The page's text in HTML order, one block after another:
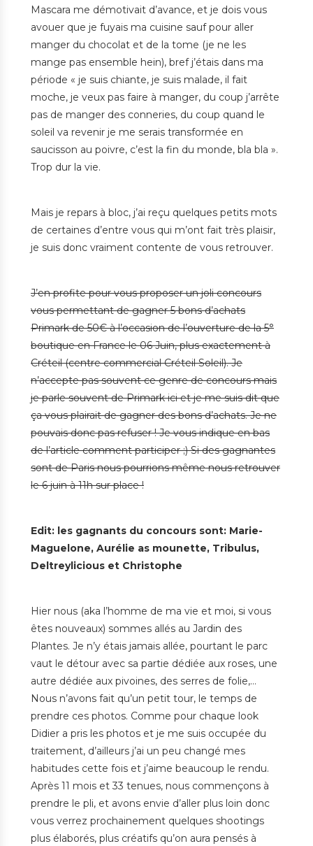
Mascara me démotivait d’avance, et je dois vous
avouer que je fuyais ma cuisine sauf pour aller
manger du chocolat et de la tome (je ne les
mange pas ensemble hein), bref j’étais dans ma
période « je suis chiante, je suis malade, il fait
moche, je veux pas faire à manger, du coup j’arrête
pas de manger des conneries, du coup quand le
soleil va revenir je me serais transformée en
saucisson au poivre, c’est la fin du monde, bla bla ».
Trop dur la vie.
Mais je repars à bloc, j’ai reçu quelques petits mots
de certaines d’entre vous qui m’ont fait très plaisir,
je suis donc vraiment contente de vous retrouver.
J’en profite pour vous proposer un joli concours
vous permettant de gagner 5 bons d’achats
Primark de 50€ à l’occasion de l’ouverture de la 5°
boutique en France le 06 Juin, plus exactement à
Créteil (centre commercial Créteil Soleil). Je
n’accepte pas souvent ce genre de concours mais
je parle souvent de Primark ici et je me suis dit que
ça vous plairait de gagner des bons d’achats. Je ne
pouvais donc pas refuser ! Je vous indique en bas
de l’article comment participer ;) Si des gagnantes
sont de Paris nous pourrions même nous retrouver
le 6 juin à 11h sur place !
Edit: les gagnants du concours sont: Marie-
Maguelone, Aurélie as mounette, Tribulus,
Deltreylicious et Christophe
Hier nous (aka l’homme de ma vie et moi, si vous
êtes nouveaux) sommes allés au Jardin des
Plantes. Je n’y étais jamais allée, pourtant le parc
vaut le détour avec sa partie dédiée aux roses, une
autre dédiée aux pivoines, des serres de folie,…
Nous n’avons fait qu’un petit tour, le temps de
prendre ces photos. Comme pour chaque look
Didier a pris les photos et je me suis occupée du
traitement, d’ailleurs j’ai un peu changé mes
habitudes cette fois et j’aime beaucoup le rendu.
Après 11 mois et 33 tenues, nous commençons à
prendre le pli, et avons envie d’aller plus loin donc
vous verrez prochainement quelques shootings
plus élaborés, plus créatifs qu’on aura pensés à